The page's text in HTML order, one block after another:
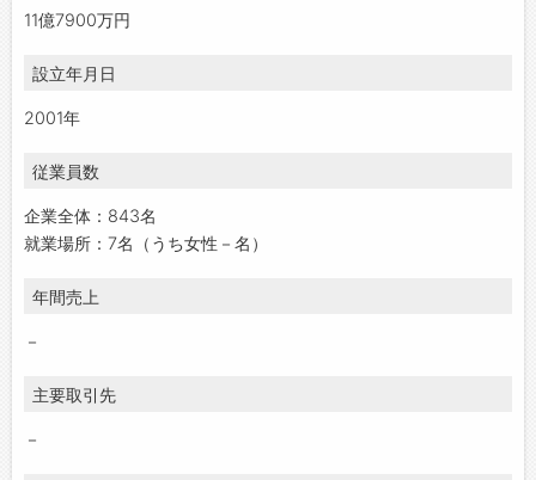
11億7900万円
設立年月日
2001年
従業員数
企業全体：843名
就業場所：7名（うち女性－名）
年間売上
－
主要取引先
－